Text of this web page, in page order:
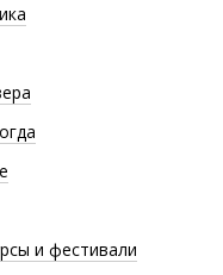
и фестивали